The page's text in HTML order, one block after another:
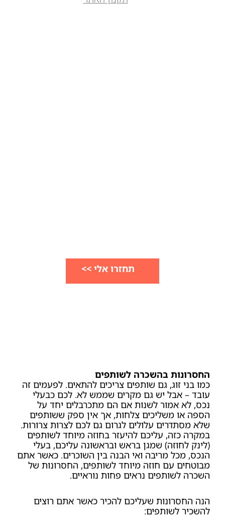
החסרונות בהשכרה לשותפים
כמו בני זוג, גם שותפים צריכים להתאים. לפעמים זה
עובד – אבל יש גם מקרים שממש לא. לכם כבעלי
נכס, לא אמור לשנות אם הם מתכרבלים יחד על
הספה או משליכים צלחות, אך אין ספק ששותפים
שלא מסתדרים עלולים לגרום גם לכם לצרות צרורות.
במקרה כזה, עליכם להיעזר בחוזה מיוחד לשותפים
(לינק לחוזה) שמגן בראש ובראשונה עליכם, בעלי
הנכס, מכל מריבה ואי הבנה בין השוכרים. כאשר אתם
מבוטחים עם חוזה מיוחד לשותפים, החסרונות של
השכרה לשותפים נראים פחות נוראיים.
הנה החסרונות שעליכם להכיר כאשר אתם רוצים
להשכיר לשותפים: